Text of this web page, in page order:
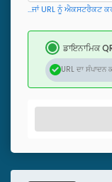
...ਜਾਂ URL ਨੂੰ ਐਕਸਟਰੈਕਟ
ਡਾਇਨਾਮਿਕ
URL ਦਾ ਸੰਪਾਦਨ